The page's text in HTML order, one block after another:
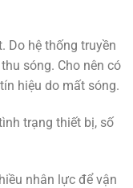
Do hệ thống truyền
sóng. Cho nên có
hiệu do mất sóng.
trạng thiết bị, số
nhân lực để vận